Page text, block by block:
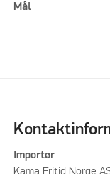
Mål
Importør
Kama Fritid Norge